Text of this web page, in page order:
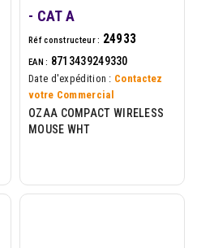
- CAT A
Réf constructeur : 24933
EAN : 8713439249330
Date d'expédition : Contactez
votre Commercial
OZAA COMPACT WIRELESS
MOUSE WHT